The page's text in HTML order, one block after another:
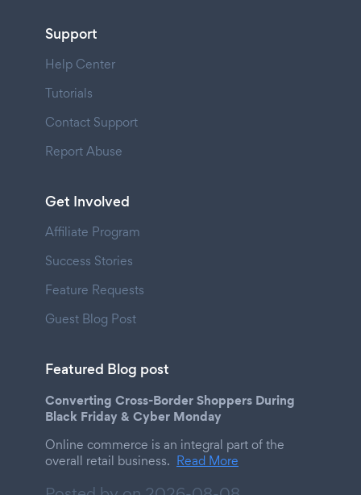
Support
Help Center
Tutorials
Contact Support
Report Abuse
Get Involved
Affiliate Program
Success Stories
Feature Requests
Guest Blog Post
Featured Blog post
Converting Cross-Border Shoppers During
Black Friday & Cyber Monday
Online commerce is an integral part of the
overall retail business. Read More